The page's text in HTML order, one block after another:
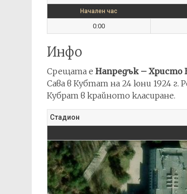
Начален час
0:00
Инфо
Срещата е Напредък – Христо
Сава в Кубтат на 24 юни 1924
Кубрат в крайното класиране.
Стадион